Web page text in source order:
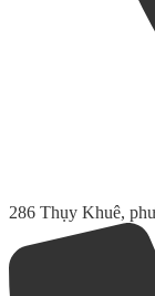
286 Thụy Khuê,